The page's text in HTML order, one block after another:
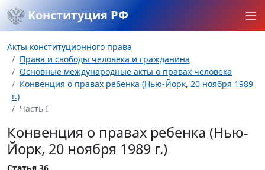
Конституция РФ
Акты конституционного права
Права и свободы человека и гражданина
Основные международные акты о правах человека
Конвенция о правах ребенка (Нью-Йорк, 20 ноября 1989
г.)
Часть I
Конвенция о правах ребенка (Нью-
Йорк, 20 ноября 1989 г.)